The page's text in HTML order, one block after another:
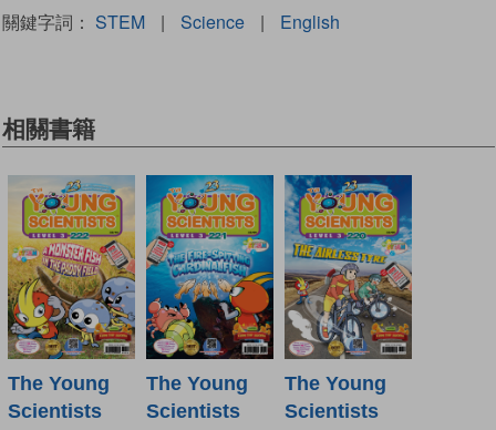
關鍵字詞： STEM | Science | English
相關書籍
The Young
Scientists
The Young
Scientists
The Young
Scientists